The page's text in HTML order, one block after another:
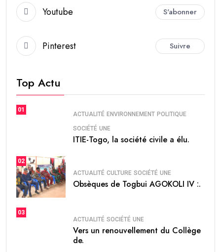
Youtube S'abonner
Pinterest Suivre
Top Actu
01
ACTUALITÉ ENVIRONNEMENT POLITIQUE
SOCIÉTÉ UNE
ITIE-Togo, la société civile a élu.
02
ACTUALITÉ CULTURE SOCIÉTÉ UNE
Obsèques de Togbui AGOKOLI IV :.
03
ACTUALITÉ SOCIÉTÉ UNE
Vers un renouvellement du Collège
de.